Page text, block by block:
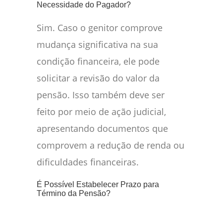
Necessidade do Pagador?
Sim. Caso o genitor comprove
mudança significativa na sua
condição financeira, ele pode
solicitar a revisão do valor da
pensão. Isso também deve ser
feito por meio de ação judicial,
apresentando documentos que
comprovem a redução de renda ou
dificuldades financeiras.
É Possível Estabelecer Prazo para
Término da Pensão?